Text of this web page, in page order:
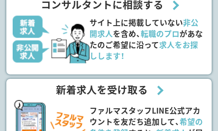
コンサルタントに相談する
サイト上に掲載していない非公
開求人を含め、転職のプロがあな
たのご希望に沿って求人をお探
しします！
新着求人を受け取る
ファルマスタッフLINE公式アカ
ウントを友だち追加して、希望の